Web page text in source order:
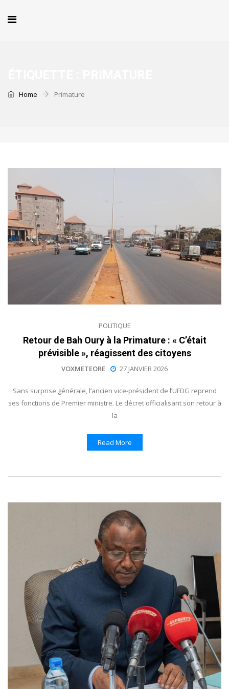
Home Primature
POLITIQUE
Retour de Bah Oury à la Primature : « C’était
prévisible », réagissent des citoyens
VOXMETEORE 27 JANVIER 2026
Sans surprise générale, l’ancien vice-président de l’UFDG reprend
ses fonctions de Premier ministre. Le décret officialisant son retour à
la
Read More